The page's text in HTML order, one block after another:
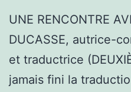
UNE RENCONTRE
DUCASSE, autrice-
et traductrice
jamais fini la